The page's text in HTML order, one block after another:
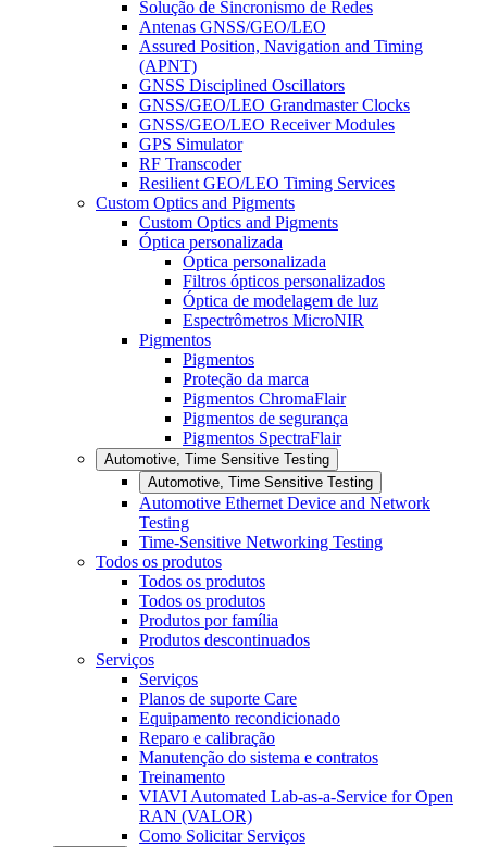
Solução de Sincronismo de Redes
Antenas GNSS/GEO/LEO
Assured Position, Navigation and Timing
(APNT)
GNSS Disciplined Oscillators
GNSS/GEO/LEO Grandmaster Clocks
GNSS/GEO/LEO Receiver Modules
GPS Simulator
RF Transcoder
Resilient GEO/LEO Timing Services
Custom Optics and Pigments
Custom Optics and Pigments
Óptica personalizada
Óptica personalizada
Filtros ópticos personalizados
Óptica de modelagem de luz
Espectrômetros MicroNIR
Pigmentos
Pigmentos
Proteção da marca
Pigmentos ChromaFlair
Pigmentos de segurança
Pigmentos SpectraFlair
Automotive, Time Sensitive Testing
Automotive, Time Sensitive Testing
Automotive Ethernet Device and Network
Testing
Time-Sensitive Networking Testing
Todos os produtos
Todos os produtos
Todos os produtos
Produtos por família
Produtos descontinuados
Serviços
Serviços
Planos de suporte Care
Equipamento recondicionado
Reparo e calibração
Manutenção do sistema e contratos
Treinamento
VIAVI Automated Lab-as-a-Service for Open
RAN (VALOR)
Como Solicitar Serviços